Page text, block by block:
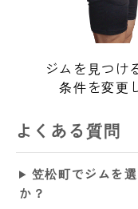
ジムを見つけ
条件を変更
よくある質問
笠松町でジムを
か？